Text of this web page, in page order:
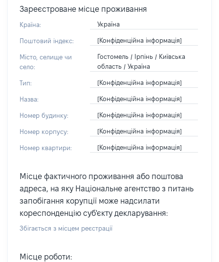
Зареєстроване місце проживання
Країна: Україна
Поштовий індекс: [Конфіденційна інформація]
Місто, селище чи
село:
Гостомель / Ірпінь / Київська
область / Україна
Тип: [Конфіденційна інформація]
Назва: [Конфіденційна інформація]
Номер будинку: [Конфіденційна інформація]
Номер корпусу: [Конфіденційна інформація]
Номер квартири: [Конфіденційна інформація]
Місце фактичного проживання або поштова
адреса, на яку Національне агентство з питань
запобігання корупції може надсилати
кореспонденцію суб'єкту декларування:
Збігається з місцем реєстрації
Місце роботи: